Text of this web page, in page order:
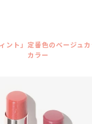
ント」定番色のベージュ
カラー